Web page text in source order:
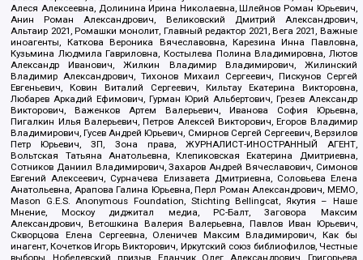
Алеся Алексеевна, Долинина Ирина Николаевна, Шлейнов Роман Юрьевич,
Анин Роман Александрович, Великовский Дмитрий Александрович,
Альтаир 2021, Ромашки монолит, Главный редактор 2021, Вега 2021, Важные
иноагенты, Каткова Вероника Вячеславовна, Карезина Инна Павловна,
Кузьмина Людмила Гавриловна, Костылева Полина Владимировна, Лютов
Александр Иванович, Жилкин Владимир Владимирович, Жилинский
Владимир Александрович, Тихонов Михаил Сергеевич, Пискунов Сергей
Евгеньевич, Ковин Виталий Сергеевич, Кильтау Екатерина Викторовна,
Любарев Аркадий Ефимович, Гурман Юрий Альбертович, Грезев Александр
Викторович, Важенков Артем Валерьевич, Иванова София Юрьевна,
Пигалкин Илья Валерьевич, Петров Алексей Викторович, Егоров Владимир
Владимирович, Гусев Андрей Юрьевич, Смирнов Сергей Сергеевич, Верзилов
Петр Юрьевич, ЗП, Зона права, ЖУРНАЛИСТ-ИНОСТРАННЫЙ АГЕНТ,
Вольтская Татьяна Анатольевна, Клепиковская Екатерина Дмитриевна,
Сотников Даниил Владимирович, Захаров Андрей Вячеславович, Симонов
Евгений Алексеевич, Сурначева Елизавета Дмитриевна, Соловьева Елена
Анатольевна, Арапова Галина Юрьевна, Перл Роман Александрович, МЕМО,
Mason G.E.S. Anonymous Foundation, Stichting Bellingcat, Якутия – Наше
Мнение, Москоу диджитал медиа, РС-Балт, Заговора Максим
Александрович, Ветошкина Валерия Валерьевна, Павлов Иван Юрьевич,
Скворцова Елена Сергеевна, Оленичев Максим Владимирович, Как бы
инагент, Кочетков Игорь Викторович, Иркутский союз библиофилов, Честные